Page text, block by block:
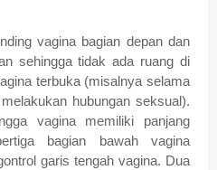
vagina bagian depan dan
sehingga tidak ada ruang di
terbuka (misalnya selama
hubungan seksual).
vagina memiliki panjang
bagian bawah vagina
garis tengah vagina. Dua